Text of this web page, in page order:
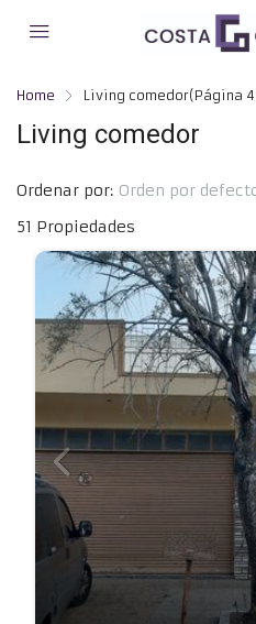
Home Living comedor(Página
Living comedor
51 Propiedades
Ordenar por: Orden por